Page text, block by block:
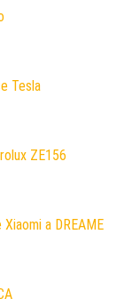
Tesla
ZE156
a DREAME